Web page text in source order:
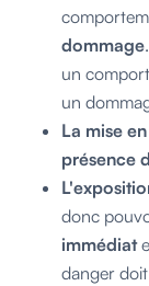
dommage
un
un
La mise
présence
donc
immédiat
danger